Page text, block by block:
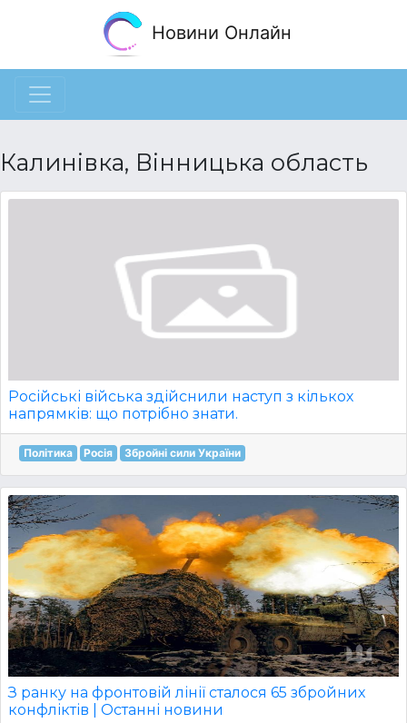
Новини Онлайн
Калинівка, Вінницька область
Російські війська здійснили наступ з кількох
напрямків: що потрібно знати.
Політика Росія Збройні сили України
З ранку на фронтовій лінії сталося 65 збройних
конфліктів | Останні новини